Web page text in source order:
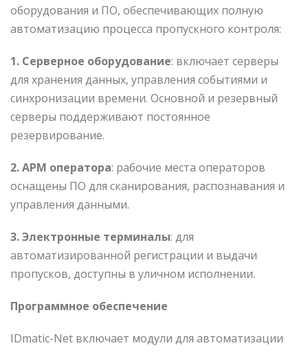
оборудования и ПО, обеспечивающих полную
автоматизацию процесса пропускного контроля:
1. Серверное оборудование: включает серверы
для хранения данных, управления событиями и
синхронизации времени. Основной и резервный
серверы поддерживают постоянное
резервирование.
2.АРМ оператора: рабочие места операторов
оснащены ПО для сканирования, распознавания и
управления данными.
3.Электронные терминалы: для
автоматизированной регистрации и выдачи
пропусков, доступны в уличном исполнении.
Программное обеспечение
IDmatic-Net включает модули для автоматизации